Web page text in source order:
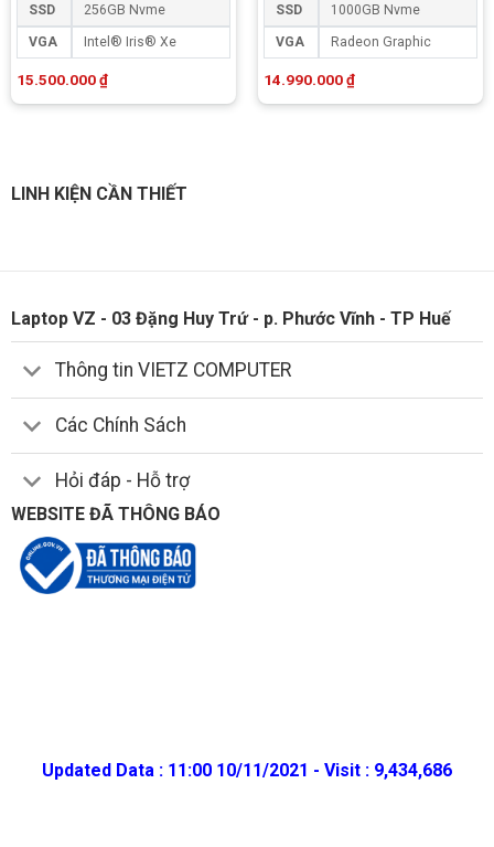
SSD 256GB Nvme
VGA Intel® Iris® Xe
15.500.000₫
SSD 1000GB Nvme
VGA Radeon Graphic
14.990.000₫
LINH KIỆN CẦN THIẾT
Laptop VZ - 03 Đặng Huy Trứ - p. Phước Vĩnh - TP Huế
Thông tin VIETZ COMPUTER
Các Chính Sách
Hỏi đáp - Hỗ trợ
WEBSITE ĐÃ THÔNG BÁO
Updated Data : 11:00 10/11/2021 - Visit : 9,434,686